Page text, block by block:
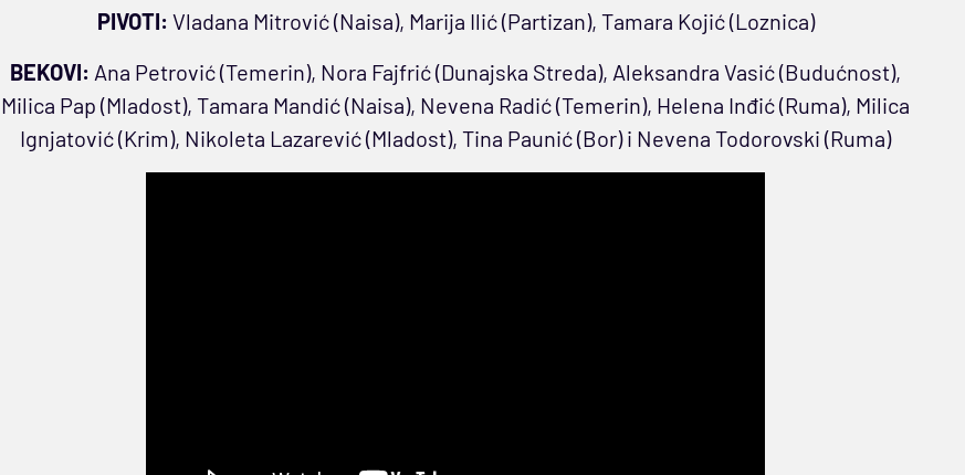
PIVOTI: Vladana Mitrović (Naisa), Marija Ilić (Partizan), Tamara Kojić (Loznica)
BEKOVI: Ana Petrović (Temerin), Nora Fajfrić (Dunajska Streda), Aleksandra Vasić (Budućnost),
Milica Pap (Mladost), Tamara Mandić (Naisa), Nevena Radić (Temerin), Helena Inđić (Ruma), Milica
Ignjatović (Krim), Nikoleta Lazarević (Mladost), Tina Paunić (Bor) i Nevena Todorovski (Ruma)